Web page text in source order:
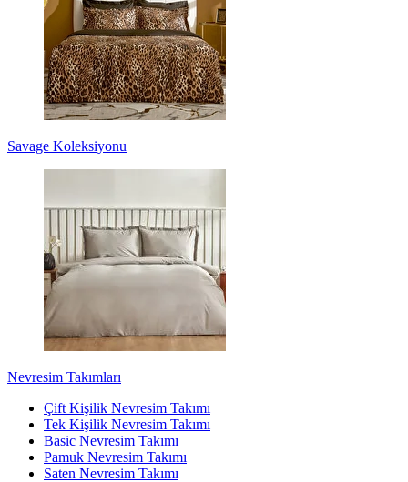
Savage Koleksiyonu
Nevresim Takımları
Çift Kişilik Nevresim Takımı
Tek Kişilik Nevresim Takımı
Basic Nevresim Takımı
Pamuk Nevresim Takımı
Saten Nevresim Takımı